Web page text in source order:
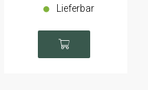
Lieferbar